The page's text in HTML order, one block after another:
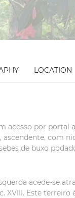
LOCATION
acesso por portal
ascendente, com
de buxo
acede-se
XVIII. Este